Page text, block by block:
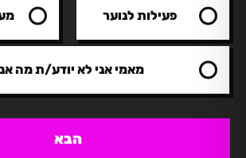
פעילות לנוער
מאמי אני לא יודע/ת מה
הבא